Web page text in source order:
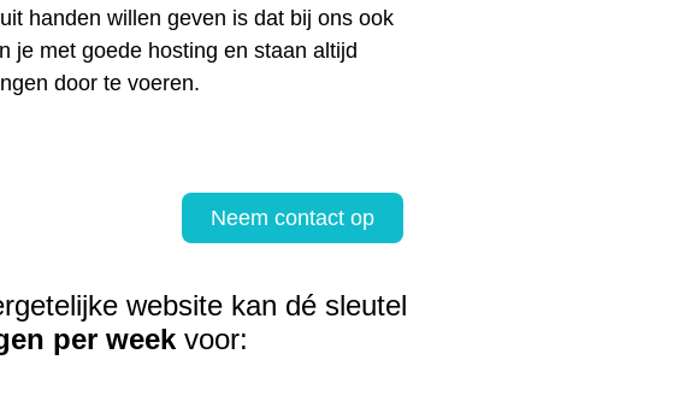
handen willen geven is dat bij ons ook
je met goede hosting en staan altijd
door te voeren.
Neem contact op
website kan dé sleutel
per week voor: